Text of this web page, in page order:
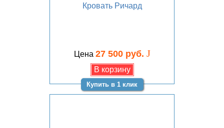
Кровать Ричард
Цена 27 500 руб. J
Купить в 1 клик